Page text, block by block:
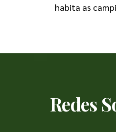
habita as
Redes